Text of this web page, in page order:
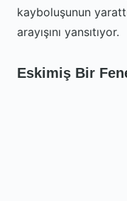
kayboluşunun
arayışını yansıtıyor.
Eskimiş Bir